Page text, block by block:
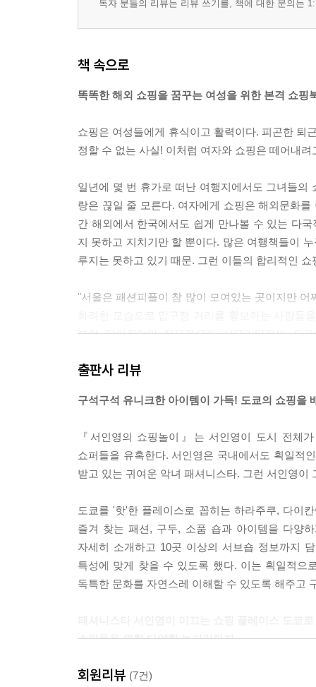
'Take a Rest' in DAIKANYAMA
Bon jour records
Report. SHOES, SHOES, SHOES!
Street 3. SHIMOKITAZAWA
지큐사이바이
Natural Vintage
Soffitto
Tabatha
Ciel
Hair Creation
DELI& BAKING, CO
Street 4. JIYUGAOKA
CIBONE
Watashi no Heya
Popeye Camera
'Take a Rest' in JIYUGAOKA
Table modern service
109_SLY
독자 분들의 리뷰는 리뷰 쓰기를, 책에 대한 문의는
책 속으로
똑똑한 해외 쇼핑을 꿈꾸는 여성을 위한 본격 쇼핑
쇼핑은 여성들에게 휴식이고 활력이다. 피곤한 퇴
정할 수 없는 사실! 이처럼 여자와 쇼핑은 떼어내
일년에 몇 번 휴가로 떠난 여행지에서도 그녀들
랑은 끊일 줄 모른다. 여자에게 쇼핑은 해외문화
간 해외에서 한국에서도 쉽게 만나볼 수 있는 다
지 못하고 지치기만 할 뿐이다. 많은 여행책들이
루지는 못하고 있기 때문. 그런 이들의 합리적인
"서울은 패션피플이 참 많이 모여있는 곳이지만
부야, 다이칸야마, 지유가오카, 시모키타자와. 도
줄 수 있을거라 생각한다. --- 프롤로그 중에서
"제 아무리 서울이 패션 산업이 발달한 도시라고
"일본 특유의 정돈된 깔끔함과 조용한 분위기가
이제는 도쿄를 대표하는 핫 플레이스가 되어 버
"자신의 패션에 게으르거나 새로운 시도를 하지
종 볼 수 있는데, 카시라에는 남녀노소 누구나 어
"활동하지 않고 쉴 때에도 방송 메이크업과 타이
출판사 리뷰
구석구석 유니크한 아이템이 가득! 도쿄의 쇼핑을
『서인영의 쇼핑놀이』는 서인영이 도시 전체
쇼퍼들을 유혹한다. 서인영은 국내에서도 획일적
받고 있는 귀여운 악녀 패셔니스타. 그런 서인영
도쿄를 '핫'한 플레이스로 꼽히는 하라주쿠, 다이
즐겨 찾는 패션, 구두, 소품 숍과 아이템을 다양
자세히 소개하고 10곳 이상의 서브숍 정보까지
특성에 맞게 찾을 수 있도록 했다. 이는 획일적으
독특한 문화를 자연스레 이해할 수 있도록 해주고
쇼퍼들을 위한 다양한 놀거리까지
쇼핑북의 면모를 과시하고 있는 것. 여성들이 쇼
회원리뷰 (7건)